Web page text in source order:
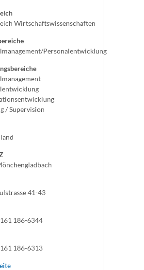
Wirtschaftswissenschaften
Personalentwicklung
/ Supervision
41-43
186-6344
186-6313